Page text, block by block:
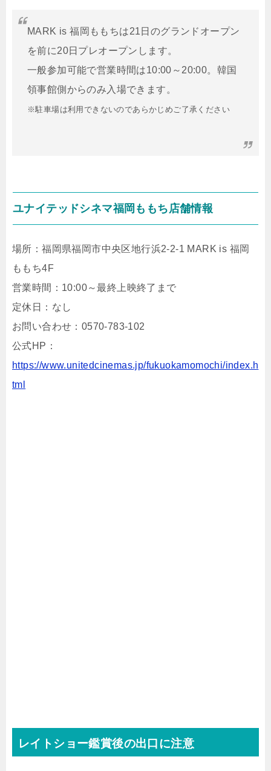
MARK is 福岡ももちは21日のグランドオープン
を前に20日プレオープンします。
一般参加可能で営業時間は10:00～20:00。韓国
領事館側からのみ入場できます。
※駐車場は利用できないのであらかじめご了承ください
ユナイテッドシネマ福岡ももち店舗情報
場所：福岡県福岡市中央区地行浜2-2-1 MARK is 福岡
ももち4F
営業時間：10:00～最終上映終了まで
定休日：なし
お問い合わせ：0570-783-102
公式HP：
https://www.unitedcinemas.jp/fukuokamomochi/index.h
tml
レイトショー鑑賞後の出口に注意